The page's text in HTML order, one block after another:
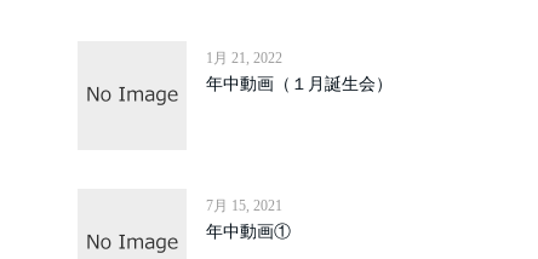
1月 21, 2022
年中動画（１月誕生会）
7月 15, 2021
年中動画①